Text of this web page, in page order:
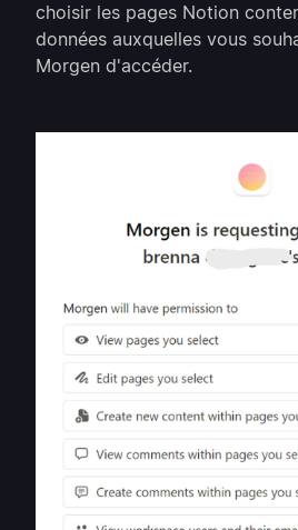
choisir les pages Notion
données auxquelles vous
Morgen d'accéder.